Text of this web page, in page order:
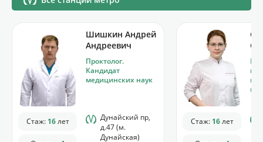
Шишкин Андрей
Андреевич
Проктолог.
Кандидат
медицинских наук
Стаж: 16лет
Дунайский пр,
д.47 (м.
Дунайская)
Стаж: 16лет